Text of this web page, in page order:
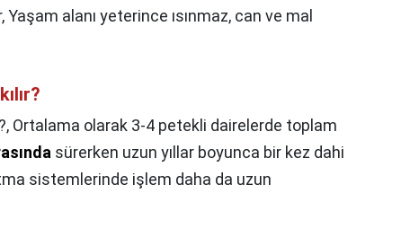
alanı yeterince ısınmaz, can ve mal
Ortalama olarak 3-4 petekli dairelerde toplam
sürerken uzun yıllar boyunca bir kez dahi
sistemlerinde işlem daha da uzun